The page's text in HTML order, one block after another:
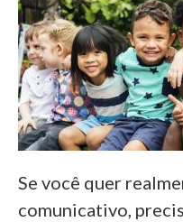
Se você quer
comunicativo,